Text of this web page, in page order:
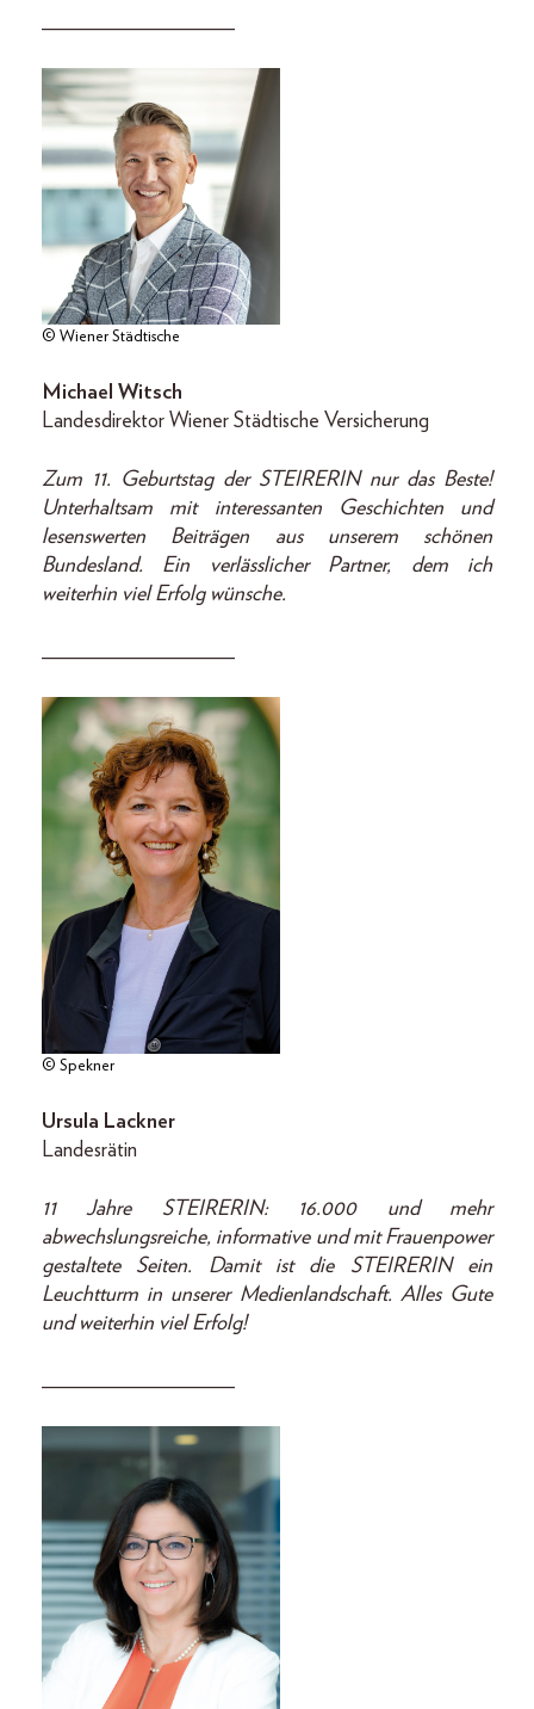
__________________
© Wiener Städtische
Michael Witsch
Landesdirektor Wiener Städtische Versicherung
Zum 11. Geburtstag der STEIRERIN nur das Beste!
Unterhaltsam mit interessanten Geschichten und
lesenswerten Beiträgen aus unserem schönen
Bundesland. Ein verlässlicher Partner, dem ich
weiterhin viel Erfolg wünsche.
© Spekner
Ursula Lackner
Landesrätin
11 Jahre STEIRERIN: 16.000 und mehr
abwechslungsreiche, informative und mit Frauenpower
gestaltete Seiten. Damit ist die STEIRERIN ein
Leuchtturm in unserer Medienlandschaft. Alles Gute
und weiterhin viel Erfolg!
__________________